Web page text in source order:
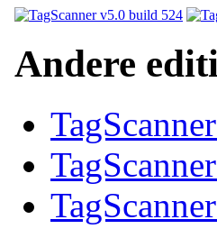
Andere